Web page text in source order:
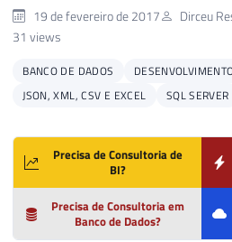
19 de fevereiro de 2017 Dirceu
31 views
BANCO DE DADOS
JSON, XML, CSV E EXCEL
SQL SERVER
Precisa de Consultoria de
BI?
Precisa de Consultoria em
Banco de Dados?